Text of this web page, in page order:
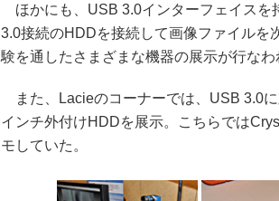
ほかにも、USB 3.0インターフェイスを
3.0接続のHDDを接続して画像ファイルを
験を通したさまざまな機器の展示が行なわ
また、Lacieのコーナーでは、USB 3.0
インチ外付けHDDを展示。こちらでは
モしていた。